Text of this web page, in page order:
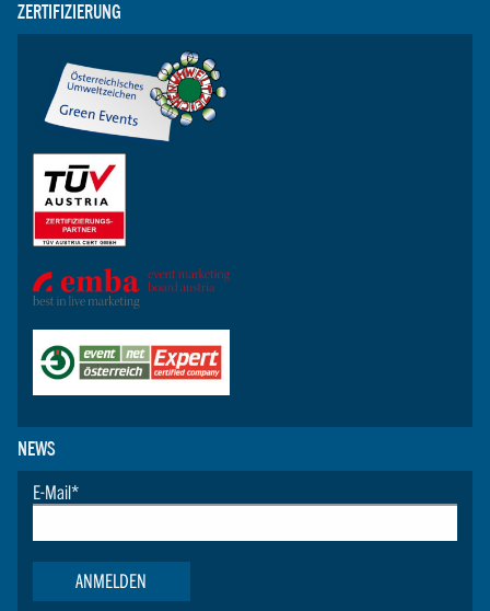
ZERTIFIZIERUNG
NEWS
E-Mail*
ANMELDEN